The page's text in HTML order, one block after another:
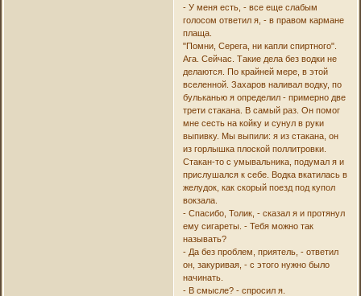
- У меня есть, - все еще слабым
голосом ответил я, - в правом кармане
плаща.
"Помни, Серега, ни капли спиртного".
Ага. Сейчас. Такие дела без водки не
делаются. По крайней мере, в этой
вселенной. Захаров наливал водку, по
бульканью я определил - примерно две
трети стакана. В самый раз. Он помог
мне сесть на койку и сунул в руки
выпивку. Мы выпили: я из стакана, он
из горлышка плоской поллитровки.
Стакан-то с умывальника, подумал я и
прислушался к себе. Водка вкатилась в
желудок, как скорый поезд под купол
вокзала.
- Спасибо, Толик, - сказал я и протянул
ему сигареты. - Тебя можно так
называть?
- Да без проблем, приятель, - ответил
он, закуривая, - с этого нужно было
начинать.
- В смысле? - спросил я.